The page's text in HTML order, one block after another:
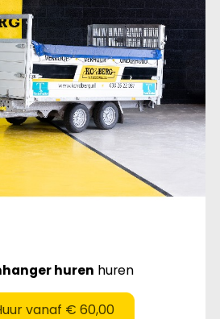
huren huren
vanaf € 60,00